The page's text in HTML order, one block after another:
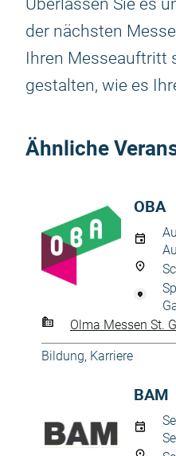
Überlassen Sie es
der nächsten
Ihren Messeauftritt
gestalten, wie es
Ähnliche
OBA
Olma Messen St.
Bildung, Karriere
BAM